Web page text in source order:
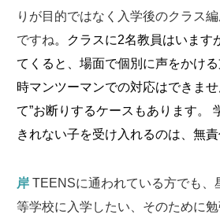
りが目的ではなく入学後のクラス
ですね。クラスに2名教員はいます
てくると、場面で個別に声をかけ
時マンツーマンでの対応はできま
て”お断りするケースもあります。
きれない子を受け入れるのは、無責
岸 TEENSに通われている方でも、
等学校に入学したい、そのために勉